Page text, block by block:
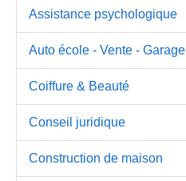
Assistance psychologique
Auto école - Vente - Garage
Coiffure & Beauté
Conseil juridique
Construction de maison